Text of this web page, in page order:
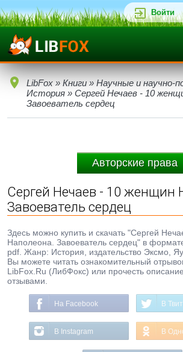
Войти
LibFox » Книги » Научные и научно-
История » Сергей Нечаев - 10
Завоеватель сердец
Авторские права
Сергей Нечаев - 10 женщин
Завоеватель сердец
Здесь можно купить и скачать "Сергей
Наполеона. Завоеватель сердец" в
pdf. Жанр: История, издательство Эксмо,
Вы можете читать ознакомительный
LibFox.Ru (ЛибФокс) или прочесть
отзывами.
На Facebook В
В Instagram В